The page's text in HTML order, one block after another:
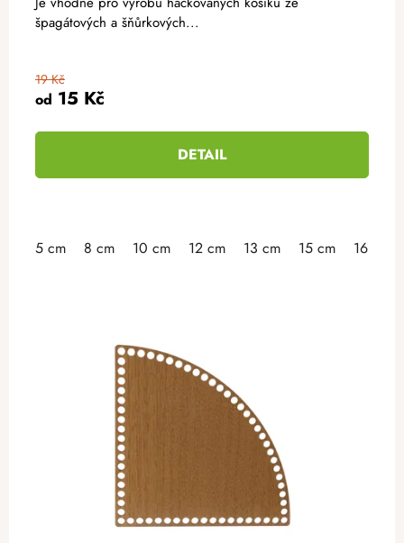
od 15 Kč
19 Kč
DETAIL
špagátových a šňůrkových...
5 cm 8 cm 10 cm 12 cm 13 cm 15 cm 16 cm